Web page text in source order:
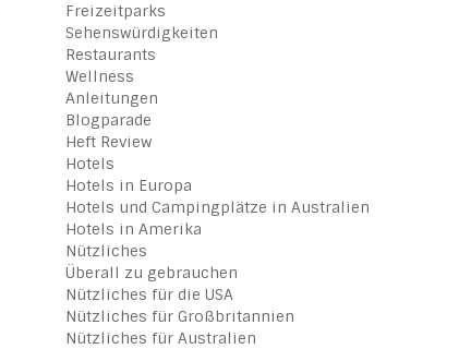
Freizeitparks
Sehenswürdigkeiten
Restaurants
Wellness
Anleitungen
Blogparade
Heft Review
Hotels
Hotels in Europa
Hotels und Campingplätze in Australien
Hotels in Amerika
Nützliches
Überall zu gebrauchen
Nützliches für die USA
Nützliches für Großbritannien
Nützliches für Australien